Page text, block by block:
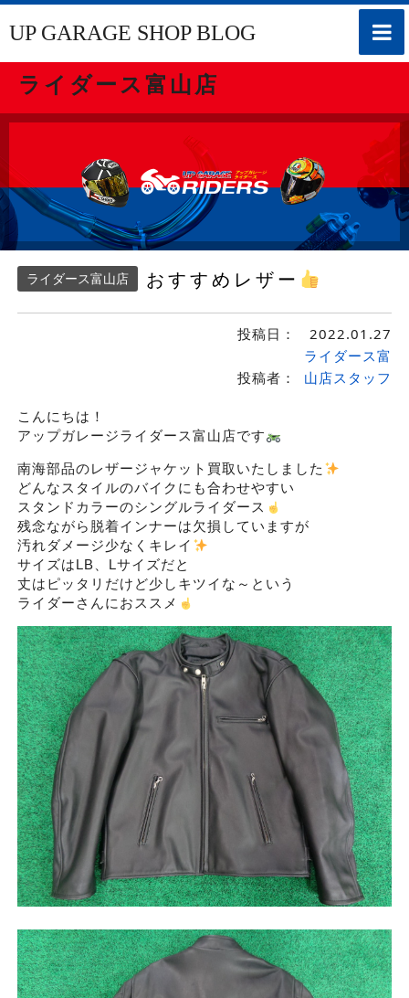
toggle
UP GARAGE SHOP BLOG
ライダース富山店
ライダース富山店 おすすめレザー
投稿日： 2022.01.27
投稿者：
ライダース富
山店スタッフ
こんにちは！
アップガレージライダース富山店です
南海部品のレザージャケット買取いたしました
どんなスタイルのバイクにも合わせやすい
スタンドカラーのシングルライダース
残念ながら脱着インナーは欠損していますが
汚れダメージ少なくキレイ
サイズはLB、Lサイズだと
丈はピッタリだけど少しキツイな～という
ライダーさんにおススメ